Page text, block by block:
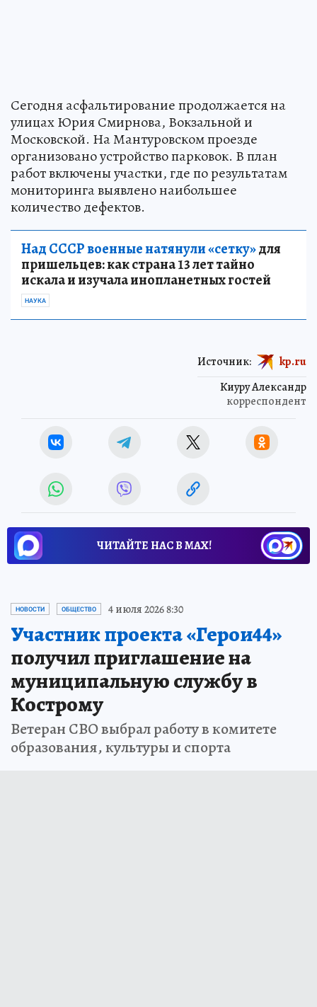
Сегодня асфальтирование продолжается на
улицах Юрия Смирнова, Вокзальной и
Московской. На Мантуровском проезде
организовано устройство парковок. В план
работ включены участки, где по результатам
мониторинга выявлено наибольшее
количество дефектов.
Над СССР военные натянули «сетку»для
пришельцев: как страна 13 лет тайно
искала и изучала инопланетных гостей
НАУКА
Киуру Александр
корреспондент
Источник: kp.ru
ЧИТАЙТЕ НАС В МАХ!
НОВОСТИ ОБЩЕСТВО 4 июля 2026 8:30
Участник проекта «Герои44»
получил приглашение на
муниципальную службу в
Кострому
Ветеран СВО выбрал работу в комитете
образования, культуры и спорта